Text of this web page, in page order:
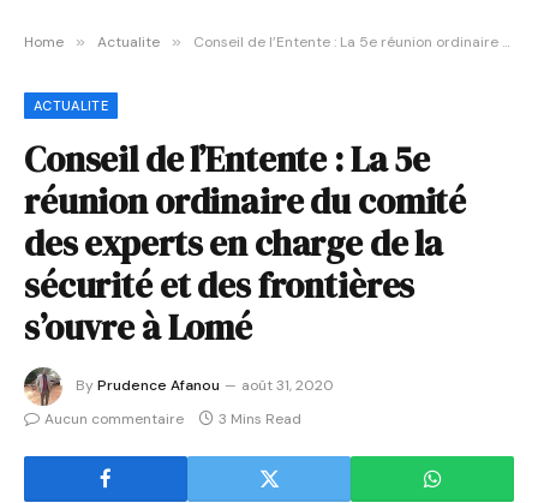
Home » Actualite » Conseil de l’Entente : La 5e réunion ordinaire du comité des experts en charge de la sécurité et des frontières s’ouvre à Lomé
ACTUALITE
Conseil de l’Entente : La 5e
réunion ordinaire du comité
des experts en charge de la
sécurité et des frontières
s’ouvre à Lomé
ByPrudence Afanou
août 31, 2020
Aucun commentaire
3 Mins Read